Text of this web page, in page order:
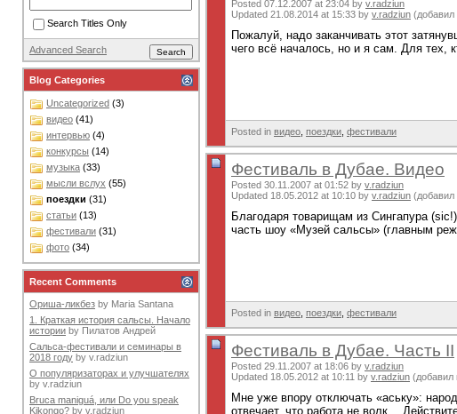
Posted 07.12.2007 at 23:04 by v.radziun
Updated 21.08.2014 at 15:33 by v.radziun (добавил
Пожалуй, надо заканчивать этот
чего всё началось, но и я сам. Для
Posted in видео поездки фестивали
Фестиваль в Дубае. Видео
Posted 30.11.2007 at 01:52 by v.radziun
Updated 18.05.2012 at 10:10 by v.radziun (добавил
Благодаря товарищам из Сингапура
часть шоу «Музей сальсы» (главным
Posted in видео поездки фестивали
Фестиваль в Дубае. Часть II
Posted 29.11.2007 at 18:06 by v.radziun
Updated 18.05.2012 at 10:11 by v.radziun (добавил
Мне уже впору отключать «аську»:
отвечает, что работа не волк…
Search Titles Only
Advanced Search
Blog Categories
Uncategorized (3)
видео (41)
интервью (4)
конкурсы (14)
музыка (33)
мысли вслух (55)
поездки (31)
статьи (13)
фестивали (31)
фото (34)
Recent Comments
Ориша-ликбез by Maria Santana
1. Краткая история сальсы. Начало
истории by Пилатов Андрей
Сальса-фестивали и семинары в
2018 году by v.radziun
О популяризаторах и улучшателях
by v.radziun
Bruca maniguá, или Do you speak
Kikongo? by v.radziun